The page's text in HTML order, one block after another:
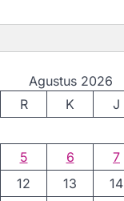
Agustus 2026
R K J
5 6 7
12 13 14